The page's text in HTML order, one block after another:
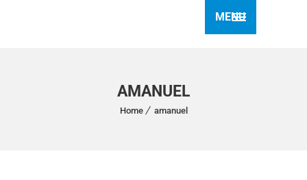
MENU
AMANUEL
Home amanuel